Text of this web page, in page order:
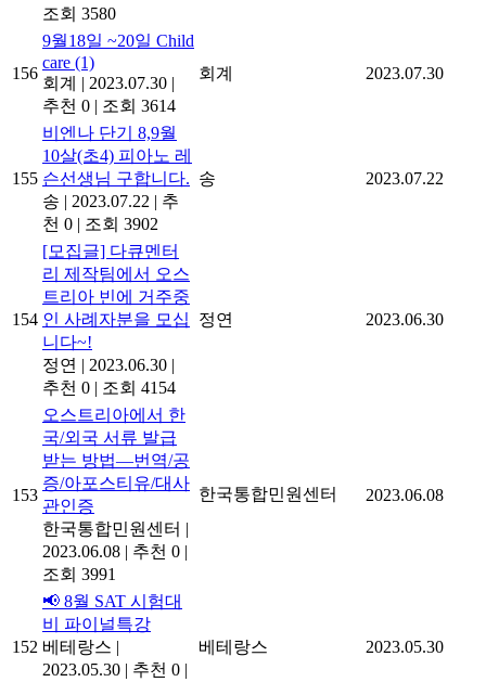
조회 3580
156
9월18일 ~20일 Child
care (1)
회계 | 2023.07.30 |
추천 0 | 조회 3614
회계 2023.07.30
155
비엔나 단기 8,9월
10살(초4) 피아노 레
슨선생님 구합니다.
송 | 2023.07.22 | 추
천 0 | 조회 3902
송 2023.07.22
154
[모집글] 다큐멘터
리 제작팀에서 오스
트리아 빈에 거주중
인 사례자분을 모십
니다~!
정연 | 2023.06.30 |
추천 0 | 조회 4154
정연 2023.06.30
153
오스트리아에서 한
국/외국 서류 발급
받는 방법―번역/공
증/아포스티유/대사
관인증
한국통합민원센터 |
2023.06.08 | 추천 0 |
조회 3991
한국통합민원센터 2023.06.08
152
📢 8월 SAT 시험대
비 파이널특강
베테랑스 |
2023.05.30 | 추천 0 |
베테랑스 2023.05.30